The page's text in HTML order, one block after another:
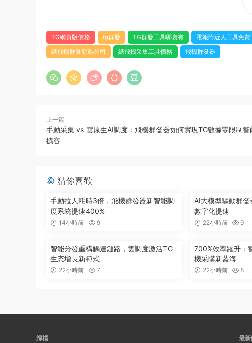
TG網頁版價格 tg群發 TG群發工具哪裏有 電報附近人工具免費
紙飛機群發源碼公司
紙飛機采集工具價格 飛機群發器
上一篇
手動采集 vs 雲原生AI調度：飛機群發器如何實現TG數據零限制智
擴容
猜你喜歡
手動拉人耗時3倍，飛機群發器新智能調
度系統提速400%
14小時前 9
AI大模型驅動群
數字化提速
22小時前 9
智能分發重構觸達鏈路，雲調度激活TG
生态增長新範式
22小時前 7
700%效率躍升：
機采購新藍海
22小時前 8
歸檔 最